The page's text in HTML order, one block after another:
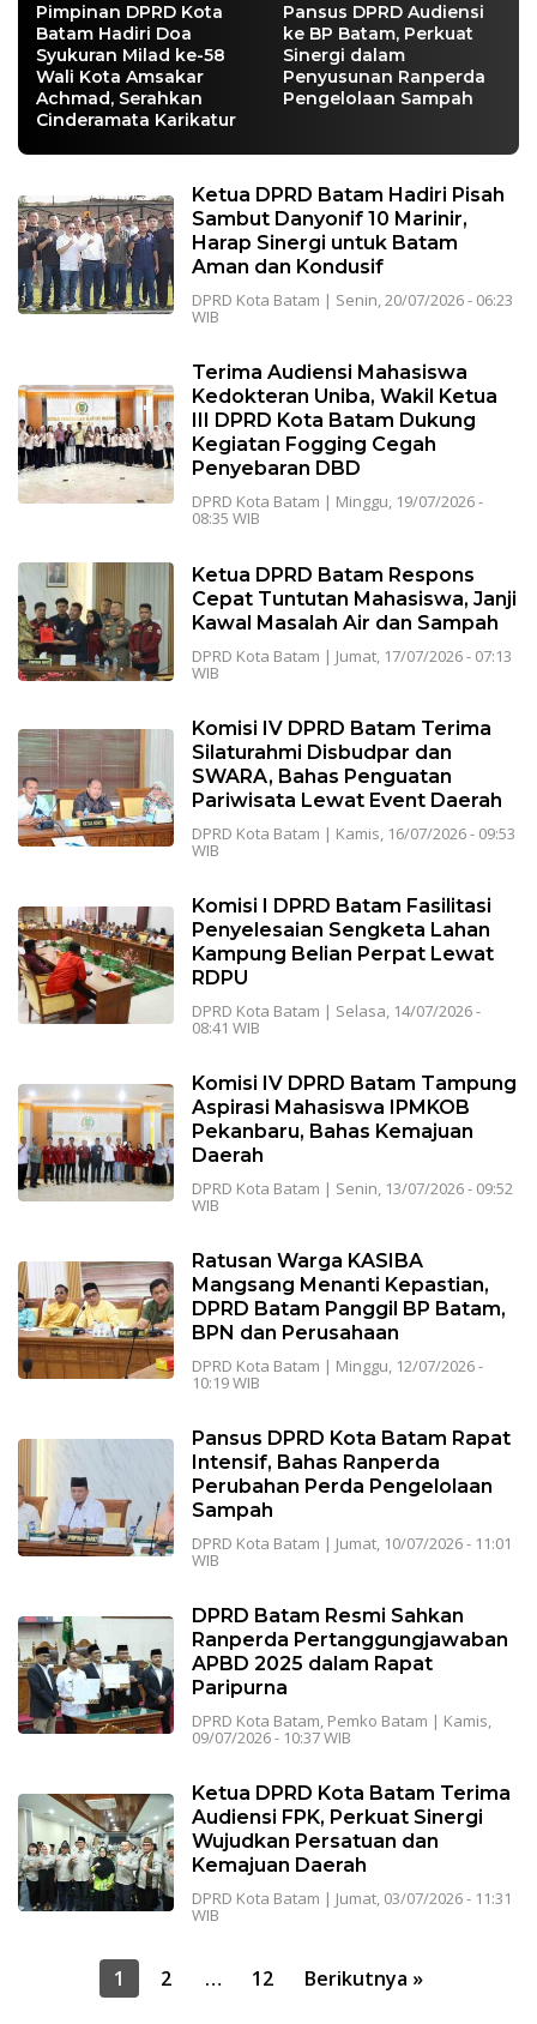
Pimpinan DPRD Kota
Batam Hadiri Doa
Syukuran Milad ke-58
Wali Kota Amsakar
Achmad, Serahkan
Cinderamata Karikatur
Pansus DPRD Audiensi
ke BP Batam, Perkuat
Sinergi dalam
Penyusunan Ranperda
Pengelolaan Sampah
Ketua DPRD Batam Hadiri Pisah
Sambut Danyonif 10 Marinir,
Harap Sinergi untuk Batam
Aman dan Kondusif
DPRD Kota Batam | Senin, 20/07/2026 - 06:23
WIB
Terima Audiensi Mahasiswa
Kedokteran Uniba, Wakil Ketua
III DPRD Kota Batam Dukung
Kegiatan Fogging Cegah
Penyebaran DBD
DPRD Kota Batam | Minggu, 19/07/2026 -
08:35 WIB
Ketua DPRD Batam Respons
Cepat Tuntutan Mahasiswa, Janji
Kawal Masalah Air dan Sampah
DPRD Kota Batam | Jumat, 17/07/2026 - 07:13
WIB
Komisi IV DPRD Batam Terima
Silaturahmi Disbudpar dan
SWARA, Bahas Penguatan
Pariwisata Lewat Event Daerah
DPRD Kota Batam | Kamis, 16/07/2026 - 09:53
WIB
Komisi I DPRD Batam Fasilitasi
Penyelesaian Sengketa Lahan
Kampung Belian Perpat Lewat
RDPU
DPRD Kota Batam | Selasa, 14/07/2026 -
08:41 WIB
Komisi IV DPRD Batam Tampung
Aspirasi Mahasiswa IPMKOB
Pekanbaru, Bahas Kemajuan
Daerah
DPRD Kota Batam | Senin, 13/07/2026 - 09:52
WIB
Ratusan Warga KASIBA
Mangsang Menanti Kepastian,
DPRD Batam Panggil BP Batam,
BPN dan Perusahaan
DPRD Kota Batam | Minggu, 12/07/2026 -
10:19 WIB
Pansus DPRD Kota Batam Rapat
Intensif, Bahas Ranperda
Perubahan Perda Pengelolaan
Sampah
DPRD Kota Batam | Jumat, 10/07/2026 - 11:01
WIB
DPRD Batam Resmi Sahkan
Ranperda Pertanggungjawaban
APBD 2025 dalam Rapat
Paripurna
DPRD Kota Batam, Pemko Batam | Kamis,
09/07/2026 - 10:37 WIB
Ketua DPRD Kota Batam Terima
Audiensi FPK, Perkuat Sinergi
Wujudkan Persatuan dan
Kemajuan Daerah
DPRD Kota Batam | Jumat, 03/07/2026 - 11:31
WIB
Paginasi
1 2 … 12 Berikutnya »